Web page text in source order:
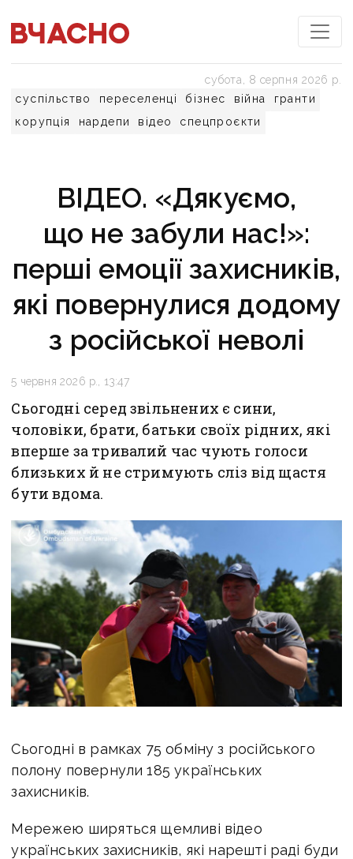
суспільство переселенці бізнес війна
гранти
корупція
нардепи відео спецпроєкти
субота, 8 серпня 2026 р.
ВІДЕО. «Дякуємо,
що не забули нас!»:
перші емоції захисників,
які повернулися додому
з російської неволі
5 червня 2026 р., 13:47
Сьогодні серед звільнених є сини,
чоловіки, брати, батьки своїх рідних, які
вперше за тривалий час чують голоси
близьких й не стримують сліз від щастя
бути вдома.
Сьогодні в рамках 75 обміну з російського
полону повернули 185 українських
захисників.
Мережею ширяться щемливі відео
українських захисників, які нарешті раді буди